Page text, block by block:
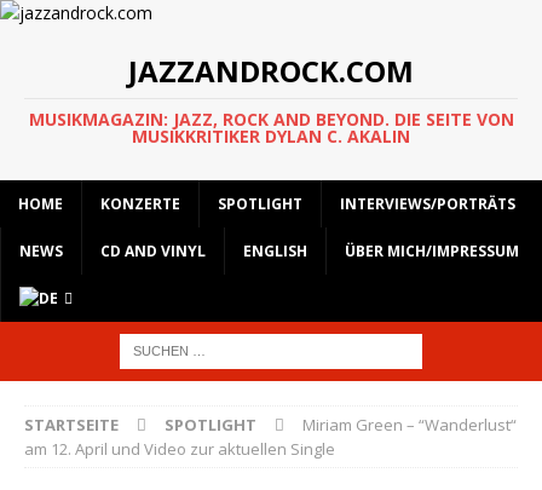
JAZZANDROCK.COM
MUSIKMAGAZIN: JAZZ, ROCK AND BEYOND. DIE SEITE VON
MUSIKKRITIKER DYLAN C. AKALIN
HOME KONZERTE SPOTLIGHT INTERVIEWS/PORTRÄTS
NEWS CD AND VINYL ENGLISH ÜBER MICH/IMPRESSUM
STARTSEITE SPOTLIGHT
Miriam Green – “Wanderlust“
am 12. April und Video zur aktuellen Single